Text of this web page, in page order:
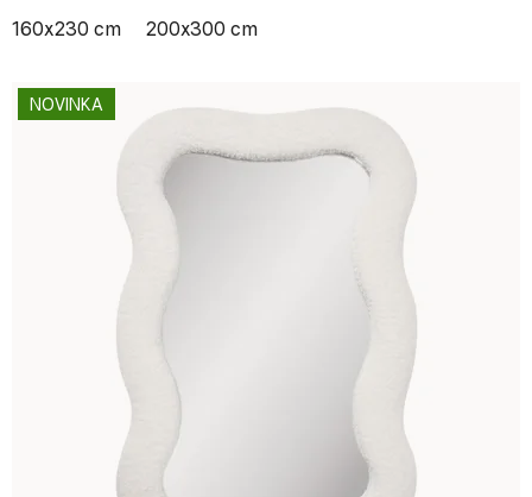
160x230 cm 200x300 cm
NOVINKA